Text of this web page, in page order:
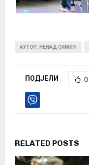
АУТОР: НЕНАД СИМИЋ
ПОДЈЕЛИ 0
RELATED POSTS